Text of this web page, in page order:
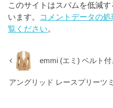
このサイトはスパムを低減
います。 コメントデータの
覧ください。
emmi (エミ) ベルト付
アングリッド レースプリーツ